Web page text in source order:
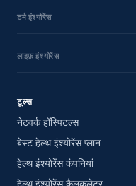
टर्म इंश्योरेंस
लाइफ़ इंश्योरेंस
टूल्स
नेटवर्क हॉस्पिटल्स
बेस्ट हेल्थ इंश्योरेंस प्लान
हेल्थ इंश्योरेंस कंपनियां